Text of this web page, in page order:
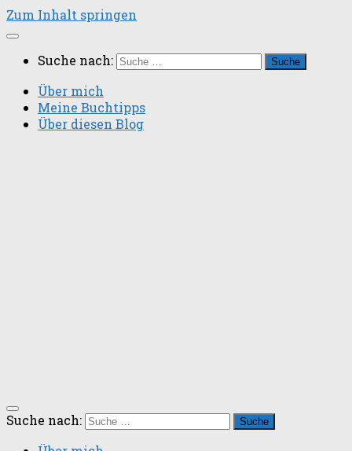
Zum Inhalt springen
Suche nach:
Über mich
Meine Buchtipps
Über diesen Blog
Suche nach: